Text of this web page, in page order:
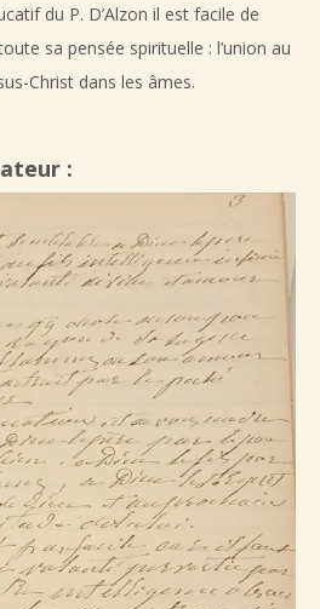
du P. D’Alzon il est facile de
sa pensée spirituelle : l’union au
Christ dans les âmes.
: